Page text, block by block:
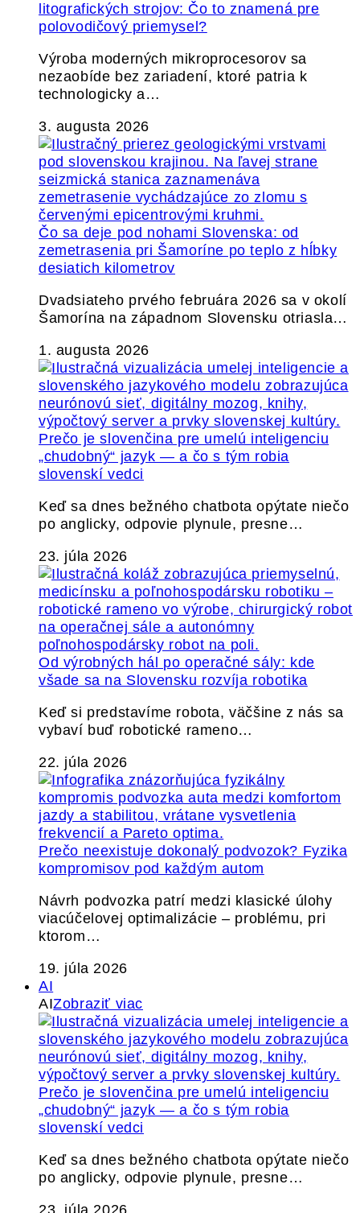
litografických strojov: Čo to znamená pre
polovodičový priemysel?
Výroba moderných mikroprocesorov sa
nezaobíde bez zariadení, ktoré patria k
technologicky a…
3. augusta 2026
Čo sa deje pod nohami Slovenska: od
zemetrasenia pri Šamoríne po teplo z hĺbky
desiatich kilometrov
Dvadsiateho prvého februára 2026 sa v okolí
Šamorína na západnom Slovensku otriasla…
1. augusta 2026
Prečo je slovenčina pre umelú inteligenciu
„chudobný“ jazyk — a čo s tým robia
slovenskí vedci
Keď sa dnes bežného chatbota opýtate niečo
po anglicky, odpovie plynule, presne…
23. júla 2026
Od výrobných hál po operačné sály: kde
všade sa na Slovensku rozvíja robotika
Keď si predstavíme robota, väčšine z nás sa
vybaví buď robotické rameno…
22. júla 2026
Prečo neexistuje dokonalý podvozok? Fyzika
kompromisov pod každým autom
Návrh podvozka patrí medzi klasické úlohy
viacúčelovej optimalizácie – problému, pri
ktorom…
19. júla 2026
AI
AIZobraziť viac
Prečo je slovenčina pre umelú inteligenciu
„chudobný“ jazyk — a čo s tým robia
slovenskí vedci
Keď sa dnes bežného chatbota opýtate niečo
po anglicky, odpovie plynule, presne…
23. júla 2026